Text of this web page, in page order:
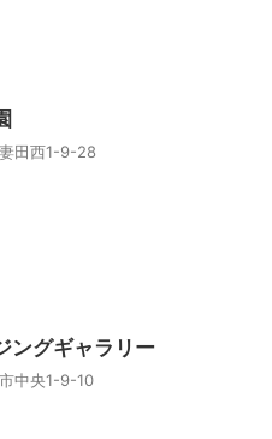
田西1-9-28
ングギャラリー
中央1-9-10